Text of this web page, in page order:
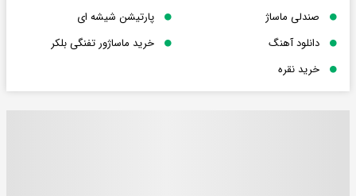
صندلی ماساژ
پارتیشن شیشه ای
دانلود آهنگ
خرید ماساژور تفنگی بلکر
خرید نقره